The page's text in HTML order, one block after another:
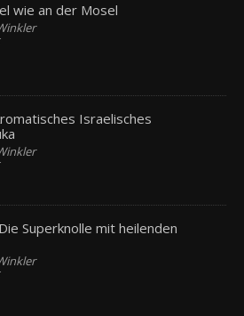
wie an der Mosel
Israelisches
Superknolle mit heilenden